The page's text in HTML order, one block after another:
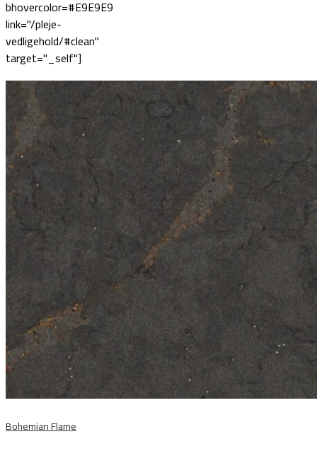
bhovercolor=#E9E9E9
link="/pleje-
vedligehold/#clean"
target="_self"]
Bohemian Flame